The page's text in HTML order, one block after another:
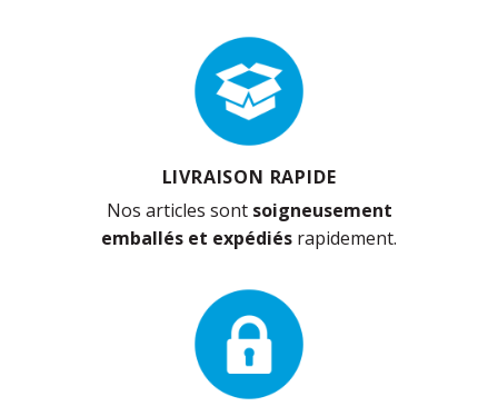
LIVRAISON RAPIDE
Nos articles sont soigneusement
emballés et expédiés rapidement.